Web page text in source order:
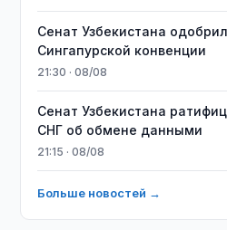
Сенат Узбекистана
Сингапурской конвенции
21:30 · 08/08
Сенат Узбекистана
СНГ об обмене данными
21:15 · 08/08
Больше новостей →